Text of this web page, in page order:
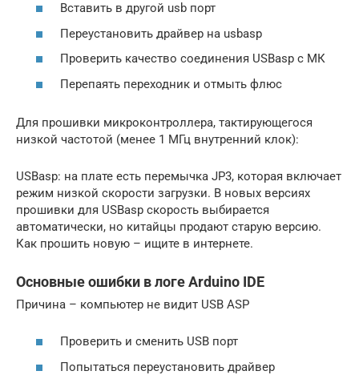
Вставить в другой usb порт
Переустановить драйвер на usbasp
Проверить качество соединения USBasp с МК
Перепаять переходник и отмыть флюс
Для прошивки микроконтроллера, тактирующегося
низкой частотой (менее 1 МГц внутренний клок):
USBasp: на плате есть перемычка JP3, которая включает
режим низкой скорости загрузки. В новых версиях
прошивки для USBasp скорость выбирается
автоматически, но китайцы продают старую версию.
Как прошить новую – ищите в интернете.
Основные ошибки в логе Arduino IDE
Причина – компьютер не видит USB ASP
Проверить и сменить USB порт
Попытаться переустановить драйвер